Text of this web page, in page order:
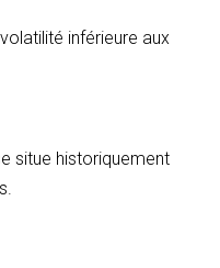
inférieure aux
situe historiquement